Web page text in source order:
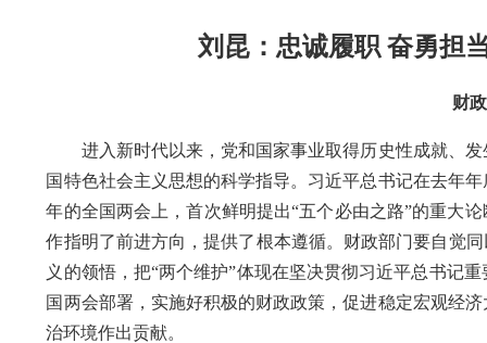
刘昆：忠诚履职 奋勇担
财政
进入新时代以来，党和国家事业取得历史性成就、发
国特色社会主义思想的科学指导。习近平总书记在去年
年的全国两会上，首次鲜明提出“五个必由之路”的重大
作指明了前进方向，提供了根本遵循。财政部门要自觉
义的领悟，把“两个维护”体现在坚决贯彻习近平总书记
国两会部署，实施好积极的财政政策，促进稳定宏观经
治环境作出贡献。